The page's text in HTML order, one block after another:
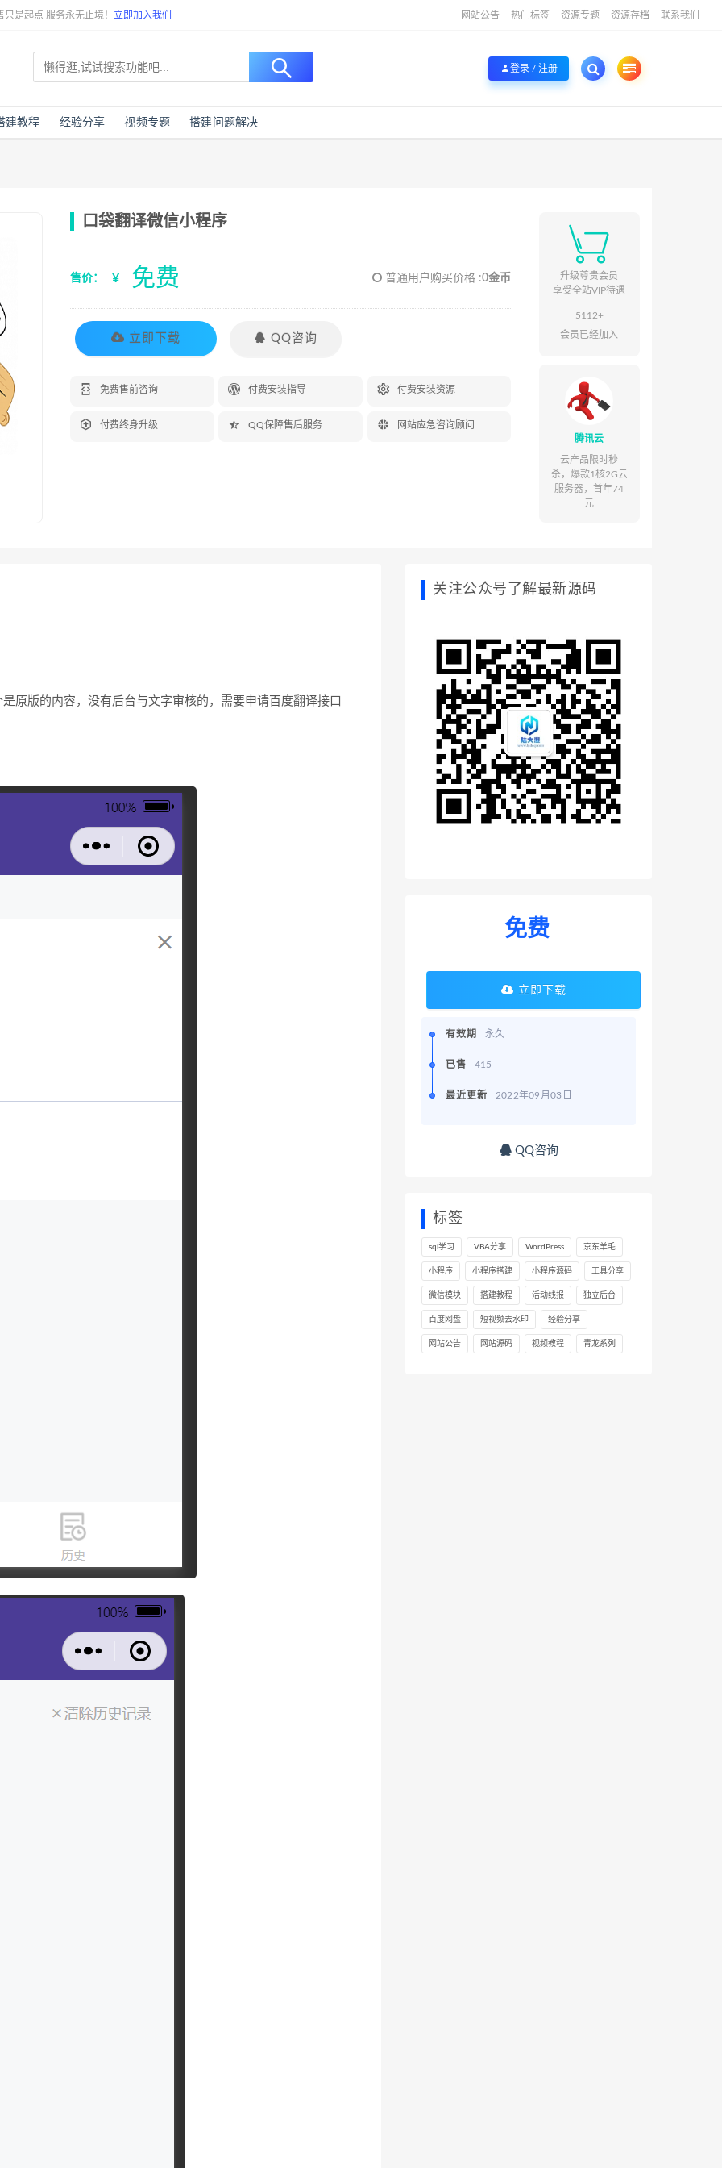
是起点 服务永无止境！ 立即加入我们 网站公告 热门标签 资源专题 资源存档 联系我们
登录 / 注册
建教程 经验分享 视频专题 搭建问题解决
口袋翻译微信小程序
售价： ¥ 免费 普通用户购买价格 :0金币
立即下载  QQ咨询
 免费售前咨询  付费安装指导  付费安装资源
 付费终身升级  QQ保障售后服务  网站应急咨询顾问

升级尊贵会员
享受全站VIP待遇
5112+
会员已经加入
腾讯云
云产品限时秒
杀，爆款1核2G云
服务器，首年74
元
原版的内容，没有后台与文字审核的，需要申请百度翻译接口
关注公众号了解最新源码
免费
立即下载
有效期 永久
已售 415
最近更新 2022年09月03日
QQ咨询
标签
sql学习 VBA分享 WordPress 京东羊毛
小程序 小程序搭建 小程序源码 工具分享
微信模块 搭建教程 活动线报 独立后台
百度网盘 短视频去水印 经验分享
网站公告 网站源码 视频教程 青龙系列